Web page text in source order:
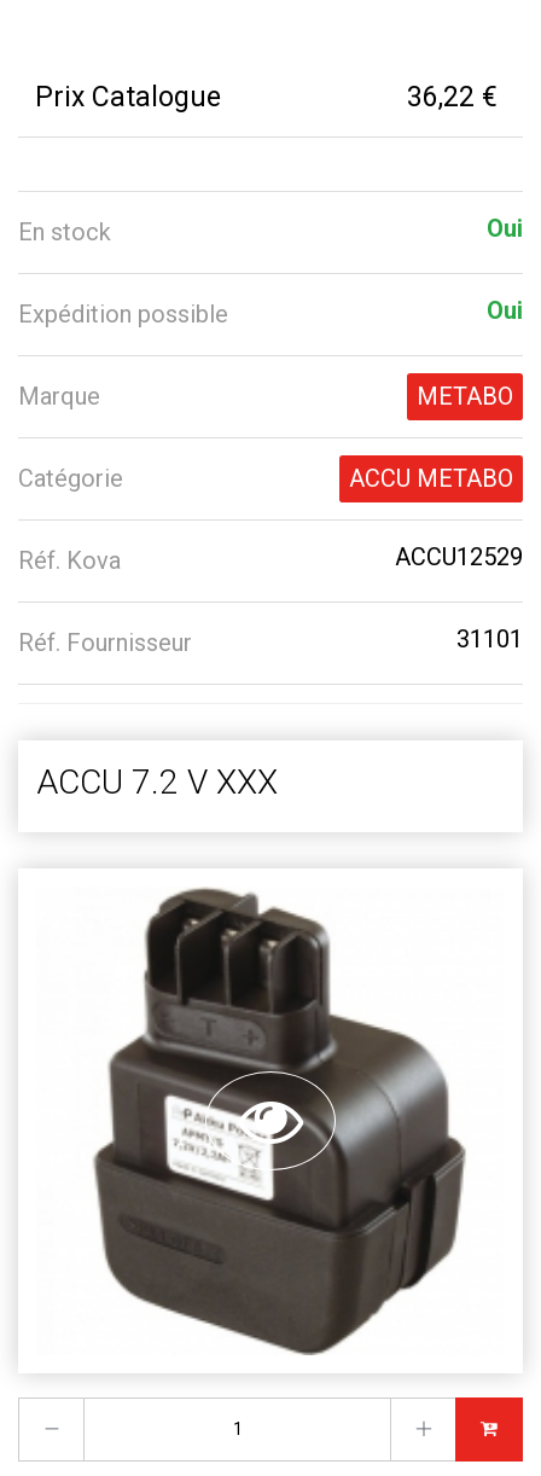
Prix Catalogue 36,22 €
En stock Oui
Expédition possible Oui
Marque METABO
Catégorie ACCU METABO
Réf. Kova ACCU12529
Réf. Fournisseur 31101
ACCU 7.2 V XXX